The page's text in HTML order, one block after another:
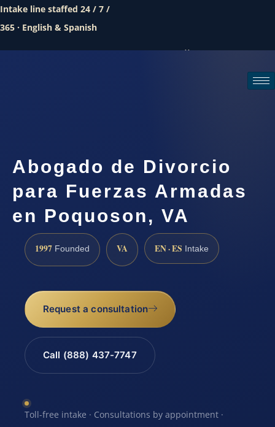
Intake line staffed 24 / 7 /
365 · English & Spanish
Call (888) 437-7747
Abogado de Divorcio
para Fuerzas Armadas
en Poquoson, VA
1997 Founded VA EN · ES Intake
Request a consultation
Call (888) 437-7747
Toll-free intake · Consultations by appointment ·